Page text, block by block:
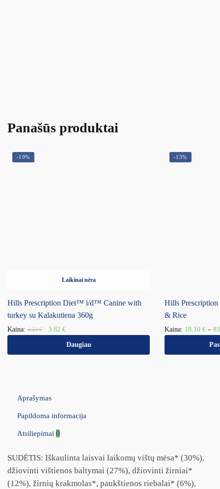
Panašūs produktai
-10%
Laikinai nėra
Hills Prescription Diet™ i/d™ Canine with
turkey su Kalakutiena 360g
Kaina: 4.23€ 3.82 €
Daugiau
-13%
Hills
& Rice
Kaina: 18.10 € –
Aprašymas
Papildoma informacija
Atsiliepimai 0
SUDĖTIS: Iškaulinta laisvai laikomų vištų mėsa* (30%),
džiovinti vištienos baltymai (27%), džiovinti žirniai*
(12%), žirnių krakmolas*, paukštienos riebalai* (6%),